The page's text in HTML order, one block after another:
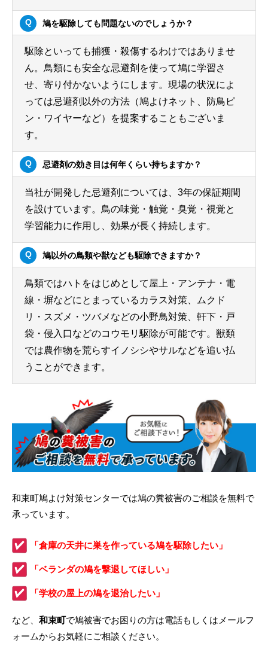
鳩を駆除しても問題ないのでしょうか？
駆除といっても捕獲・殺傷するわけではありませ
ん。鳥類にも安全な忌避剤を使って鳩に学習さ
せ、寄り付かないようにします。現場の状況によ
っては忌避剤以外の方法（鳩よけネット、防鳥ピ
ン・ワイヤーなど）を提案することもございま
す。
忌避剤の効き目は何年くらい持ちますか？
当社が開発した忌避剤については、3年の保証期間
を設けています。鳥の味覚・触覚・臭覚・視覚と
学習能力に作用し、効果が長く持続します。
鳩以外の鳥類や獣なども駆除できますか？
鳥類ではハトをはじめとして屋上・アンテナ・電
線・塀などにとまっているカラス対策、ムクド
リ・スズメ・ツバメなどの小野鳥対策、軒下・戸
袋・侵入口などのコウモリ駆除が可能です。獣類
では農作物を荒らすイノシシやサルなどを追い払
うことができます。
和束町鳩よけ対策センターでは鳩の糞被害のご相談を無料で
承っています。
「倉庫の天井に巣を作っている鳩を駆除したい」
「ベランダの鳩を撃退してほしい」
「学校の屋上の鳩を退治したい」
など、 和束町で鳩被害でお困りの方は電話もしくはメールフ
ォームからお気軽にご相談ください。